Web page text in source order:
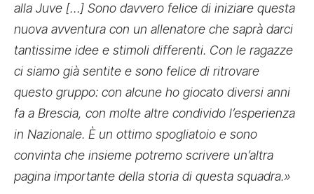
alla Juve […] Sono davvero felice di iniziare questa
nuova avventura con un allenatore che saprà darci
tantissime idee e stimoli differenti. Con le ragazze
ci siamo già sentite e sono felice di ritrovare
questo gruppo: con alcune ho giocato diversi anni
fa a Brescia, con molte altre condivido l’esperienza
in Nazionale. È un ottimo spogliatoio e sono
convinta che insieme potremo scrivere un’altra
pagina importante della storia di questa squadra.»